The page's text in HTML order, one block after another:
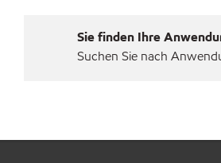
Sie finden Ihre
Suchen Sie nach